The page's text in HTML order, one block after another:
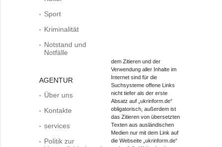
Sport
Kriminalität
Notstand und
Notfälle
AGENTUR
Über uns
Kontakte
services
Politik zur
dem Zitieren und der
Verwendung aller Inhalte im
Internet sind für die
Suchsysteme offene Links
nicht tiefer als der erste
Absatz auf „ukrinform.de“
obligatorisch, außerdem ist
das Zitieren von übersetzten
Texten aus ausländischen
Medien nur mit dem Link auf
die Webseite „ukrinform.de“